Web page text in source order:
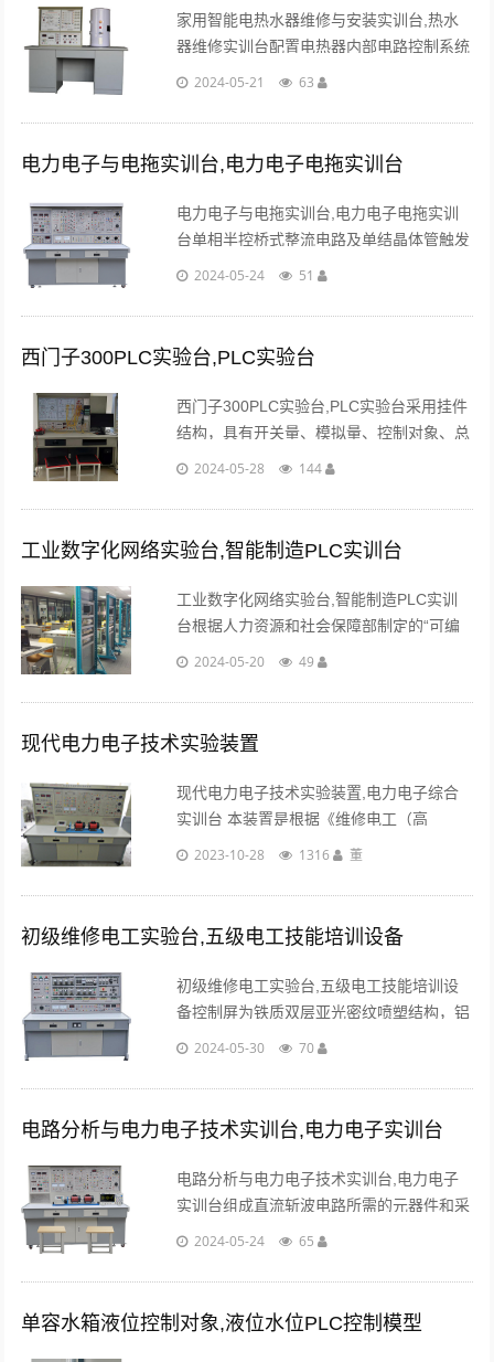
家用智能电热水器维修与安装实训台,热水
器维修实训台配置电热器内部电路控制系统
原理图，故障模拟检测点，内置设故排故系
更换透明元件。...
2024-05-21 63
电力电子与电拖实训台,电力电子电拖实训台
电力电子与电拖实训台,电力电子电拖实训
台单相半控桥式整流电路及单结晶体管触发
电路：直流调速系统的主电路、检测与保护
2024-05-24 51
西门子300PLC实验台,PLC实验台
西门子300PLC实验台,PLC实验台采用挂件
结构，具有开关量、模拟量、控制对象、总
线通信等单元，能完成逻辑、模拟、过程、
2024-05-28 144
工业数字化网络实验台,智能制造PLC实训台
工业数字化网络实验台,智能制造PLC实训
台根据人力资源和社会保障部制定的“可编
程序控制系统设计师”培训及国家职业标准
2024-05-20 49
现代电力电子技术实验装置
现代电力电子技术实验装置,电力电子综合
实训台 本装置是根据《维修电工（高
级）》（中国劳动社会保障出版社出版）培
能培训要求，吸收国内同类产品的优点，充
分考虑了实训......
2023-10-28 1316 董
初级维修电工实验台,五级电工技能培训设备
初级维修电工实验台,五级电工技能培训设
备控制屏为铁质双层亚光密纹喷塑结构，铝
质面板。为实验提供交流电源、高压直流电
2024-05-30 70
电路分析与电力电子技术实训台,电力电子实训台
电路分析与电力电子技术实训台,电力电子
实训台组成直流斩波电路所需的元器件和采
用专用的PWM控制集成电路SG3525。可完
2024-05-24 65
单容水箱液位控制对象,液位水位PLC控制模型